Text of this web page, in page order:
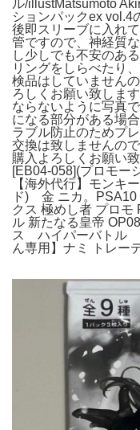
ル/illustMatsumoto
ションパックex vol.4
後即スリーブに入れ
管ですので、神経質
し少しでも不安のあ
リングをしらべたり
検品はしていません
ろしくお願い致しま
ならないように写真
になる部分がある場
ラブル防止のためプ
交換は致しませんの
購入よろしくお願い
[EB04-058](プロモー
【海外代行】モンキ
ド) 金 ニカ。PSA10
クス 極めし者 プロモ
ル 新たなる皇帝
ス ハイパーバトル
ん専用】ナミ トレー